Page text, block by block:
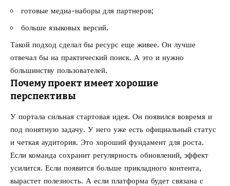
готовые медиа-наборы для партнеров;
больше языковых версий.
Такой подход сделал бы ресурс еще живее. Он лучше
отвечал бы на практический поиск. А это и нужно
большинству пользователей.
Почему проект имеет хорошие
перспективы
У портала сильная стартовая идея. Он появился вовремя и
под понятную задачу. У него уже есть официальный статус
и четкая аудитория. Это хороший фундамент для роста.
Если команда сохранит регулярность обновлений, эффект
усилится. Если появится больше прикладного контента,
вырастет полезность. А если платформа будет связана с